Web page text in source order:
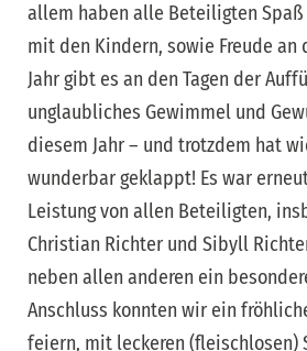
allem haben alle Beteiligten Spaß
mit den Kindern, sowie Freude an
Jahr gibt es an den Tagen der
unglaubliches Gewimmel und
diesem Jahr – und trotzdem hat
wunderbar geklappt! Es war
Leistung von allen Beteiligten,
Christian Richter und Sibyll
neben allen anderen ein
Anschluss konnten wir ein
feiern, mit leckeren (fleischlosen)